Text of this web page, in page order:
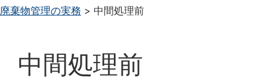
ッ
廃棄物管理の実務 > 中間処理前
中間処理前